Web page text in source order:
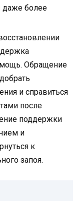
даже более
Обращение
и справиться
после
поддержки
и
к
запоя.